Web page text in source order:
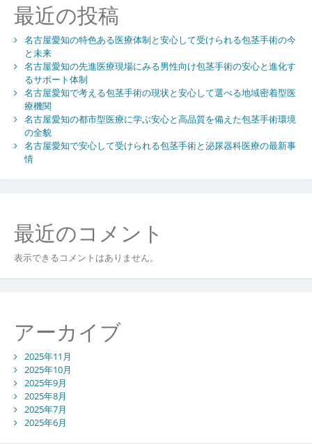
線
プ
ラ
バ
シ
ー
と
端
す
る
街
の
術
情
最近の投稿
名古屋愛知の特色ある医療体制と安心して受けられる包茎手術の今
と未来
名古屋愛知の先進医療現場にみる男性向け包茎手術の安心と進化す
るサポート体制
名古屋愛知で考える包茎手術の現状と安心して選べる地域密着型医
療機関
名古屋愛知の都市型医療に学ぶ安心と高品質を備えた包茎手術環境
の全貌
名古屋愛知で安心して受けられる包茎手術と泌尿器科医療の最新事
情
最近のコメント
表示できるコメントはありません。
アーカイブ
2025年11月
2025年10月
2025年9月
2025年8月
2025年7月
2025年6月